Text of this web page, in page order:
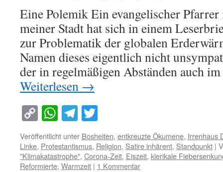
Eine Polemik Ein evangelischer
meiner Stadt hat sich in einem
zur Problematik der globalen
Namen dieses eigentlich nicht
der in regelmäßigen Abständen auch
Weiterlesen →
Copy
Link
WhatsApp
Telegram
Veröffentlicht unter Bosheiten, entkreuzte Ökumene, Irrenhaus
Linke, Protestantismus, Religion, Satire inhärent, Standpunkt |
"Klimakatastrophe", Corona-Zeit, Eiszeit, klerikale
Reformierte, Warmzeit | 1 Kommentar